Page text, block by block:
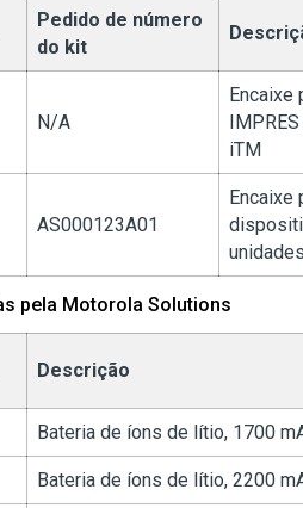
Pedido de número
do kit
N/A
Encaixe
iTM
AS000123A01
Encaixe
pela Motorola Solutions
Descrição
Bateria de íons de lítio, 1700
Bateria de íons de lítio, 2200